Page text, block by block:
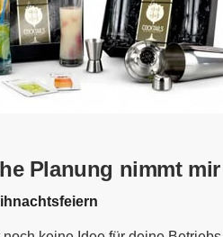
Planung nimmt